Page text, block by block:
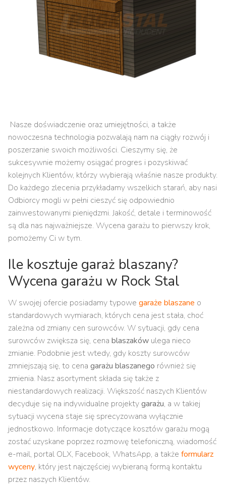
Nasze doświadczenie oraz umiejętności, a także
nowoczesna technologia pozwalają nam na ciągły rozwój i
poszerzanie swoich możliwości. Cieszymy się, że
sukcesywnie możemy osiągać progres i pozyskiwać
kolejnych Klientów, którzy wybierają właśnie nasze produkty.
Do każdego zlecenia przykładamy wszelkich starań, aby nasi
Odbiorcy mogli w pełni cieszyć się odpowiednio
zainwestowanymi pieniędzmi. Jakość, detale i terminowość
są dla nas najważniejsze. Wycena garażu to pierwszy krok,
pomożemy Ci w tym.
Ile kosztuje garaż blaszany?
Wycena garażu w Rock Stal
W swojej ofercie posiadamy typowe garaże blaszane o
standardowych wymiarach, których cena jest stała, choć
zależna od zmiany cen surowców. W sytuacji, gdy cena
surowców zwiększa się, cena blaszaków ulega nieco
zmianie. Podobnie jest wtedy, gdy koszty surowców
zmniejszają się, to cena garażu blaszanego również się
zmienia. Nasz asortyment składa się także z
niestandardowych realizacji. Większość naszych Klientów
decyduje się na indywidualne projektygarażu, a w takiej
sytuacji wycena staje się sprecyzowana wyłącznie
jednostkowo. Informacje dotyczące kosztów garażu mogą
zostać uzyskane poprzez rozmowę telefoniczną, wiadomość
e-mail, portal OLX, Facebook, WhatsApp, a także formularz
wyceny, który jest najczęściej wybieraną formą kontaktu
przez naszych Klientów.